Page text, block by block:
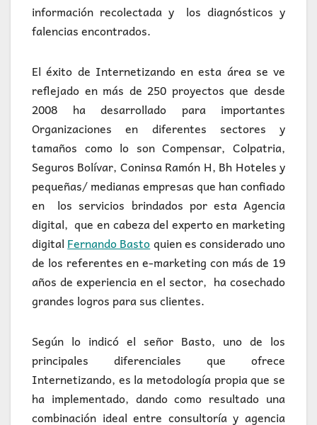
información recolectada y los diagnósticos y
falencias encontrados.
El éxito de Internetizando en esta área se ve
reflejado en más de 250 proyectos que desde
2008 ha desarrollado para importantes
Organizaciones en diferentes sectores y
tamaños como lo son Compensar, Colpatria,
Seguros Bolívar, Coninsa Ramón H, Bh Hoteles y
pequeñas/ medianas empresas que han confiado
en los servicios brindados por esta Agencia
digital, que en cabeza del experto en marketing
digital Fernando Bastoquien es considerado uno
de los referentes en e-marketing con más de 19
años de experiencia en el sector, ha cosechado
grandes logros para sus clientes.
Según lo indicó el señor Basto, uno de los
principales diferenciales que ofrece
Internetizando, es la metodología propia que se
ha implementado, dando como resultado una
combinación ideal entre consultoría y agencia